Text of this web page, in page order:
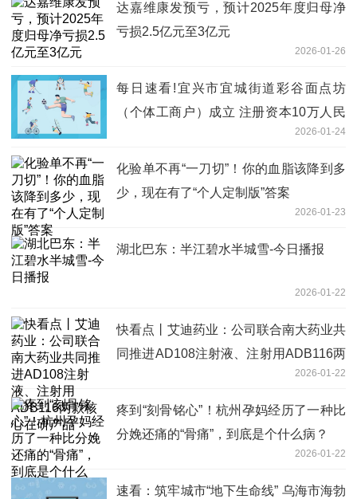
达嘉维康发预亏，预计2025年度归母净
亏损2.5亿元至3亿元
2026-01-26
每日速看!宜兴市宜城街道彩谷面点坊
（个体工商户）成立 注册资本10万人民
2026-01-24
化验单不再“一刀切”！你的血脂该降到多
少，现在有了“个人定制版”答案
2026-01-23
湖北巴东：半江碧水半城雪-今日播报
2026-01-22
快看点丨艾迪药业：公司联合南大药业共
同推进AD108注射液、注射用ADB116两
2026-01-22
疼到“刻骨铭心”！杭州孕妈经历了一种比
分娩还痛的“骨痛”，到底是个什么病？
2026-01-22
速看：筑牢城市“地下生命线” 乌海市海勃